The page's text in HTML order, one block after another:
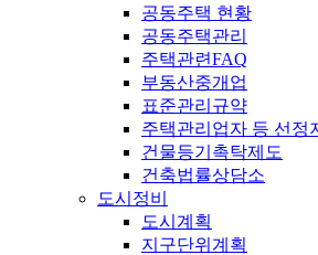
공동주택 현황
공동주택관리
주택관련FAQ
부동산중개업
표준관리규약
주택관리업자 등 선정
건물등기촉탁제도
건축법률상담소
도시정비
도시계획
지구단위계획